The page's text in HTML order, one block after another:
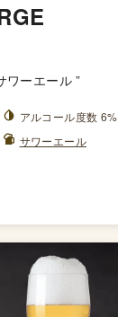
ワーエール ”
アルコール度数 6%
サワーエール